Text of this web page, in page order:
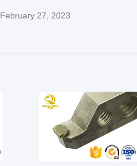
February 27, 2023